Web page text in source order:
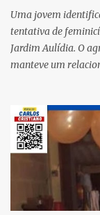
Uma jovem
tentativa de
Jardim Aulídia. O
manteve um
ela deixou claro
convite de um
percebeu que o ex
tranquila durante
Karine retornava
“Quando cheguei,